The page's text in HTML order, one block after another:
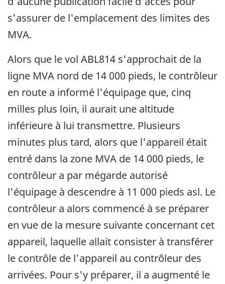
s'assurer de l'emplacement des limites des
MVA.
Alors que le vol ABL814 s'approchait de la
ligne MVA nord de 14 000 pieds, le contrôleur
en route a informé l'équipage que, cinq
milles plus loin, il aurait une altitude
inférieure à lui transmettre. Plusieurs
minutes plus tard, alors que l'appareil était
entré dans la zone MVA de 14 000 pieds, le
contrôleur a par mégarde autorisé
l'équipage à descendre à 11 000 pieds asl. Le
contrôleur a alors commencé à se préparer
en vue de la mesure suivante concernant cet
appareil, laquelle allait consister à transférer
le contrôle de l'appareil au contrôleur des
arrivées. Pour s'y préparer, il a augmenté le